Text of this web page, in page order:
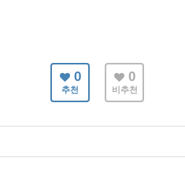
0
추천
0
비추천